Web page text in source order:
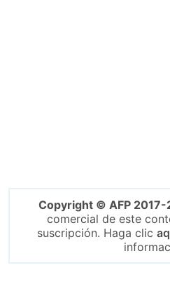
Copyright © AFP 2017-
comercial de este
suscripción. Haga clic